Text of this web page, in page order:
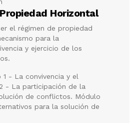
Horizontal
el régimen de propiedad
para la
y ejercicio de los
1 - La convivencia y el
- La participación de la
de conflictos. Módulo
para la solución de